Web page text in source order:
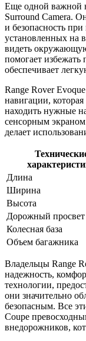
Еще одной важной
Surround Camera.
и безопасность
установленных на
видеть
помогает
обеспечивает
Range Rover
навигации,
находить нужные
сенсорным
делает
Длина
Ширина
Высота
Дорожный просвет
Колесная база
Объем багажника
Владельцы Range
надежность,
технологии,
они значительно
безопасным. Все
Coupe
внедорожников,